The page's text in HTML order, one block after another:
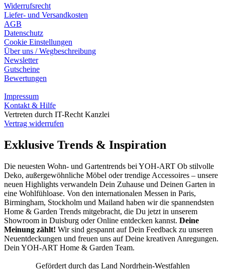
Widerrufsrecht
Liefer- und Versandkosten
AGB
Datenschutz
Cookie Einstellungen
Über uns / Wegbeschreibung
Newsletter
Gutscheine
Bewertungen
Impressum
Kontakt & Hilfe
Vertreten durch IT-Recht Kanzlei
Vertrag widerrufen
Exklusive Trends & Inspiration
Die neuesten Wohn- und Gartentrends bei YOH‑ART Ob stilvolle
Deko, außergewöhnliche Möbel oder trendige Accessoires – unsere
neuen Highlights verwandeln Dein Zuhause und Deinen Garten in
eine Wohlfühloase. Von den internationalen Messen in Paris,
Birmingham, Stockholm und Mailand haben wir die spannendsten
Home & Garden Trends mitgebracht, die Du jetzt in unserem
Showroom in Duisburg oder Online entdecken kannst. Deine
Meinung zählt! Wir sind gespannt auf Dein Feedback zu unseren
Neuentdeckungen und freuen uns auf Deine kreativen Anregungen.
Dein YOH‑ART Home & Garden Team.
Gefördert durch das Land Nordrhein-Westfahlen